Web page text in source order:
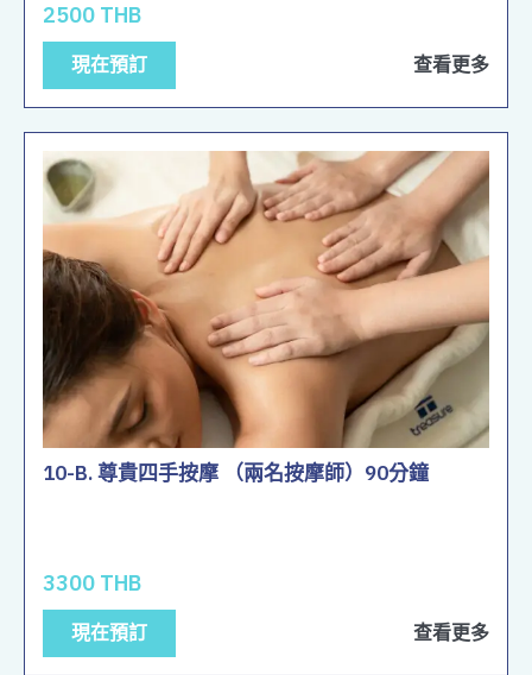
2500 THB
現在預訂 查看更多
10-B. 尊貴四手按摩 （兩名按摩師）90分鐘
3300 THB
現在預訂 查看更多